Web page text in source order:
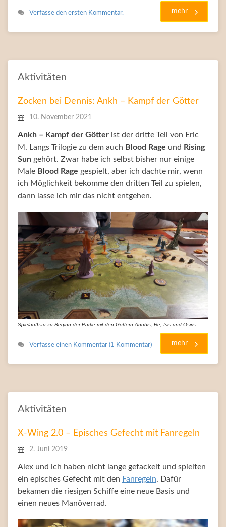
Verfasse den ersten Kommentar. mehr
Aktivitäten
Zocken bei Dennis: Ankh – Kampf der Götter
10. November 2021
Ankh – Kampf der Götter ist der dritte Teil von Eric
M. Langs Trilogie zu dem auch Blood Rage und Rising
Sun gehört. Zwar habe ich selbst bisher nur einige
Male Blood Rage gespielt, aber ich dachte mir, wenn
ich Möglichkeit bekomme den dritten Teil zu spielen,
dann lasse ich mir das nicht entgehen.
Spielaufbau zu Beginn der Partie mit den Göttern Anubis, Re, Isis und Osiris.
Verfasse einen Kommentar (1 Kommentar) mehr
Aktivitäten
X-Wing 2.0 – Episches Gefecht mit Fanregeln
2. Juni 2019
Alex und ich haben nicht lange gefackelt und spielten
ein episches Gefecht mit den Fanregeln. Dafür
bekamen die riesigen Schiffe eine neue Basis und
einen neues Manöverrad.